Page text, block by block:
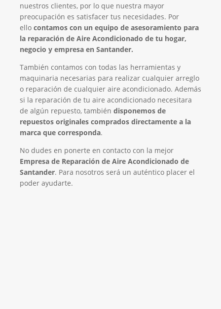
nuestros clientes, por lo que nuestra mayor
preocupación es satisfacer tus necesidades. Por
ello contamos con un equipo de asesoramiento para
la reparación de Aire Acondicionado de tu hogar,
negocio y empresa en Santander.
También contamos con todas las herramientas y
maquinaria necesarias para realizar cualquier arreglo
o reparación de cualquier aire acondicionado. Además
si la reparación de tu aire acondicionado necesitara
de algún repuesto, también disponemos de
repuestos originales comprados directamente a la
marca que corresponda.
No dudes en ponerte en contacto con la mejor
Empresa de Reparación de Aire Acondicionado de
Santander. Para nosotros será un auténtico placer el
poder ayudarte.